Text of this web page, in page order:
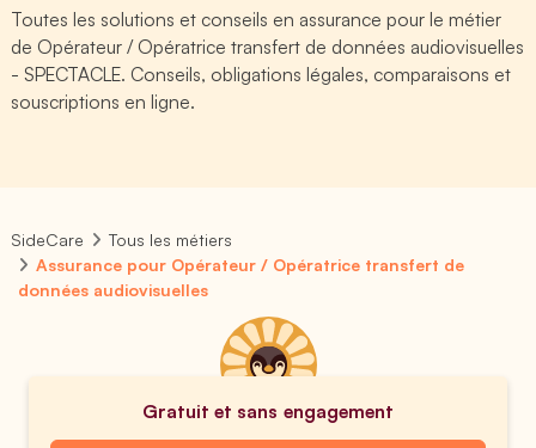
Toutes les solutions et conseils en assurance pour le métier
de Opérateur / Opératrice transfert de données audiovisuelles
- SPECTACLE. Conseils, obligations légales, comparaisons et
souscriptions en ligne.
SideCare
Tous les métiers
Assurance pour Opérateur / Opératrice transfert de
données audiovisuelles
Gratuit et sans engagement